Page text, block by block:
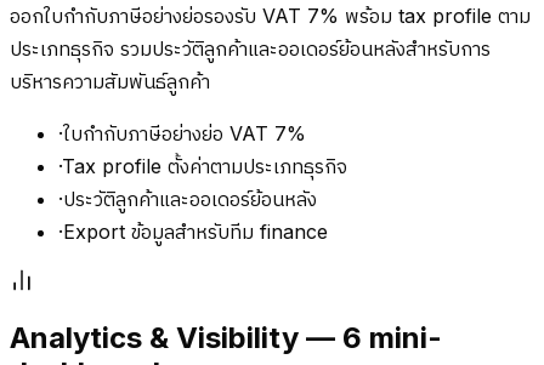
ออกใบกำกับภาษีอย่างย่อรองรับ VAT 7% พร้อม tax profile ตาม
ประเภทธุรกิจ รวมประวัติลูกค้าและออเดอร์ย้อนหลังสำหรับการ
บริหารความสัมพันธ์ลูกค้า
·ใบกำกับภาษีอย่างย่อ VAT 7%
·Tax profile ตั้งค่าตามประเภทธุรกิจ
·ประวัติลูกค้าและออเดอร์ย้อนหลัง
·Export ข้อมูลสำหรับทีม finance
Analytics & Visibility — 6 mini-